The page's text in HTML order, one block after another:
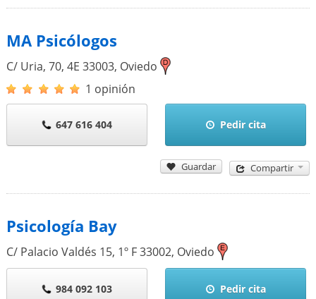
MA Psicólogos
C/ Uria, 70, 4E 33003, Oviedo
1 opinión
647 616 404 Pedir cita
Guardar Compartir
Psicología Bay
C/ Palacio Valdés 15, 1º F33002, Oviedo
984 092 103 Pedir cita